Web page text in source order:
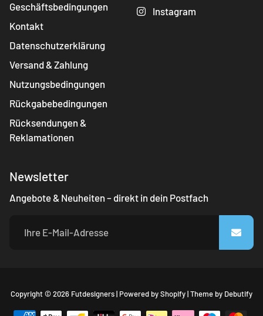
Geschäftsbedingungen
Kontakt
Datenschutzerklärung
Versand & Zahlung
Nutzungsbedingungen
Rückgabebedingungen
Rücksendungen &
Reklamationen
Instagram
Newsletter
Angebote & Neuheiten – direkt in dein Postfach
Copyright © 2026 Futdesigners| Powered byShopify|Theme by Debutify